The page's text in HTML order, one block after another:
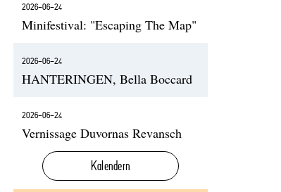
2026-06-24
Minifestival: "Escaping The Map"
2026-06-24
HANTERINGEN, Bella Boccard
2026-06-24
Vernissage Duvornas Revansch
Kalendern